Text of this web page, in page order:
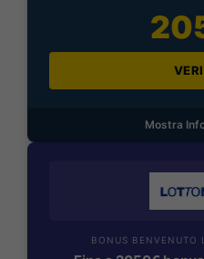
Mostra
BONUS BENVENUTO